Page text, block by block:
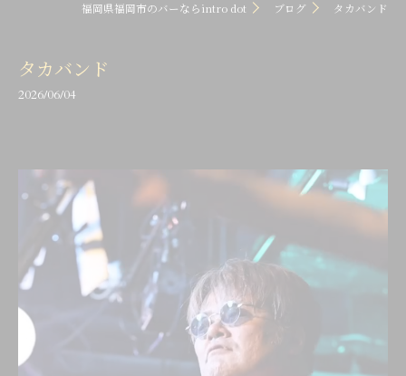
福岡県福岡市のバーならintro dot ブログ タカバンド
タカバンド
2026/06/04